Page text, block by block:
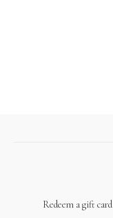
Redeem a gift card